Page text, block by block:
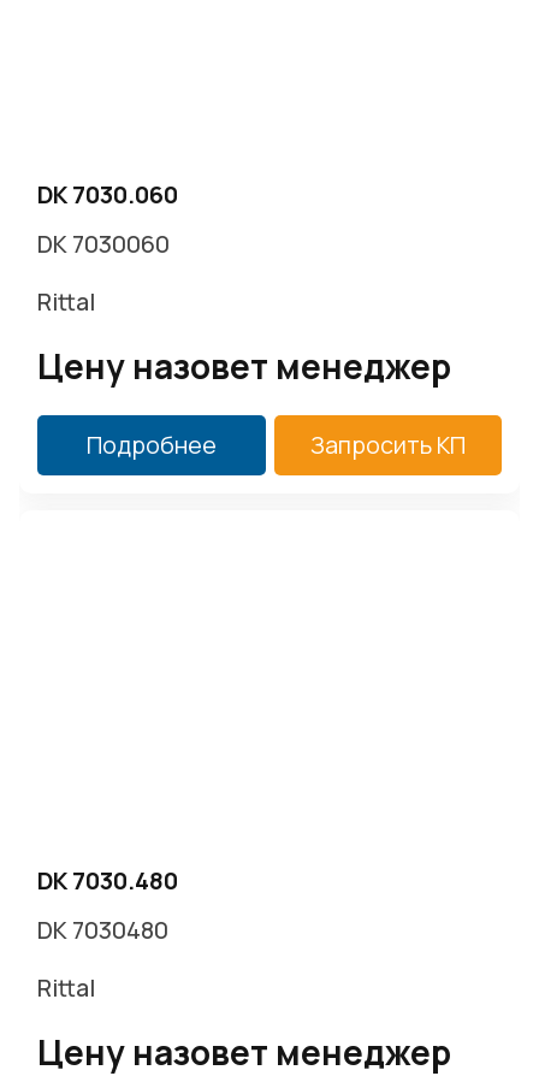
DK 7030.060
DK 7030060
Rittal
Цену назовет менеджер
Подробнее Запросить КП
DK 7030.480
DK 7030480
Rittal
Цену назовет менеджер